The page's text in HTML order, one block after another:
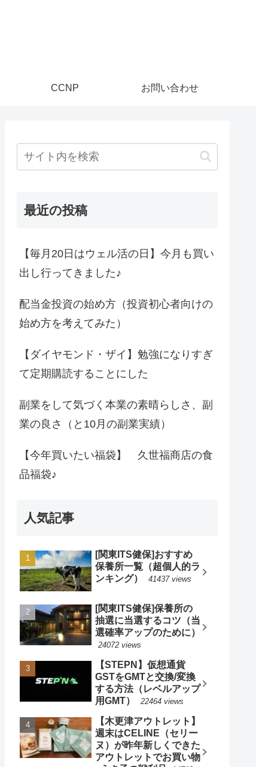
CCNP お問い合わせ
最近の投稿
【毎月20日はウェル活の日】今月も買い
出し行ってきました♪
配当金投資の始め方（投資初心者向けの
始め方を考えてみた）
【ダイヤモンド・ザイ】勉強になりすぎ
て定期購読することにした
副業をして気づく本業の素晴らしさ、副
業の良さ（と10月の副業実績）
【今年買いたい福袋】 久世福商店の食
品福袋♪
人気記事
[関東ITS健保]おすすめ
保養所一覧（超個人的ラ
ンキング）
41437 views
[関東ITS健保]保養所の
抽選に当選するコツ（当
選確率アップのために）
24072 views
【STEPN】仮想通貨
GSTをGMTと交換/変換
する方法（レベルアップ
用GMT）
22464 views
【木更津アウトレット】
週末はCELINE（セリー
ヌ）が昨年新しくできた
アウトレットでお買い物